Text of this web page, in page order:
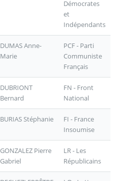
Démocrates
et
Indépendants
DUMAS Anne-
Marie
PCF - Parti
Communiste
Français
DUBRIONT
Bernard
FN - Front
National
BURIAS Stéphanie
FI - France
Insoumise
GONZALEZ Pierre
Gabriel
LR - Les
Républicains